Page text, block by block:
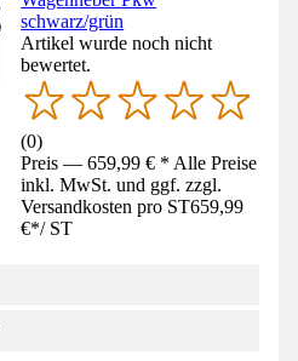
schwarz/grün
Artikel wurde noch nicht
bewertet.
(0)
Preis — 659,99 € * Alle Preise
inkl. MwSt. und ggf. zzgl.
Versandkosten pro ST659,99
€*/ ST